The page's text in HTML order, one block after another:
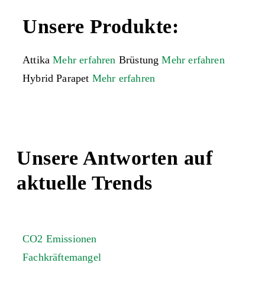
Unsere Produkte:
AttikaMehr erfahren BrüstungMehr erfahren
Hybrid Parapet Mehr erfahren
Unsere Antworten auf
aktuelle Trends
CO2 Emissionen
Fachkräftemangel